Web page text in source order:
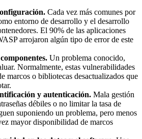
Cada vez más comunes por
entorno de desarrollo y el desarrollo
El 90% de las aplicaciones
arrojaron algún tipo de error de este
Un problema conocido,
Normalmente, estas vulnerabilidades
marcos o bibliotecas desactualizados que
y autenticación. Mala gestión
débiles o no limitar la tasa de
suponiendo un problema, pero menos
mayor disponibilidad de marcos